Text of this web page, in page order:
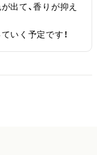
出て、香りが抑え
いく予定です！